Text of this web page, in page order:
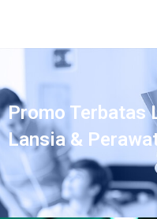
Promo Terbatas
Lansia &